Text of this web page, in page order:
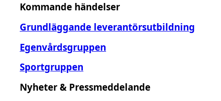
Kommande händelser
Grundläggande leverantörsutbildning
Egenvårdsgruppen
Sportgruppen
Nyheter & Pressmeddelande